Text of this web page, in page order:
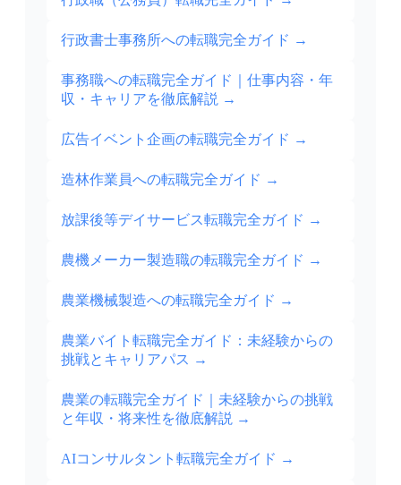
行政書士事務所への転職完全ガイド →
事務職への転職完全ガイド｜仕事内容・年
収・キャリアを徹底解説 →
広告イベント企画の転職完全ガイド →
造林作業員への転職完全ガイド →
放課後等デイサービス転職完全ガイド →
農機メーカー製造職の転職完全ガイド →
農業機械製造への転職完全ガイド →
農業バイト転職完全ガイド：未経験からの
挑戦とキャリアパス →
農業の転職完全ガイド｜未経験からの挑戦
と年収・将来性を徹底解説 →
AIコンサルタント転職完全ガイド →